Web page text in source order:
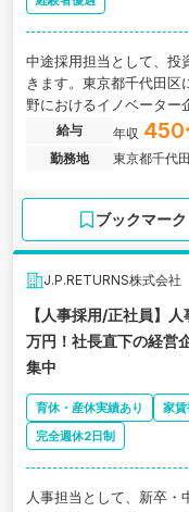
中途採用担当として、投
きます。東京都千代田区
野におけるイノベーター
給与 年収 450
勤務地
東京都千代
ブックマーク
J.P.RETURNS株式会社
【人事採用/正社員】
万円！社長直下の経営
集中
育休・産休実績あり 家賃
完全週休2日制
人事担当として、新卒